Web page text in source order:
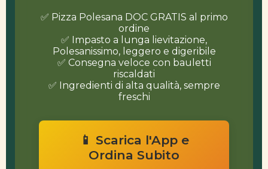
✅ Pizza Polesana DOC GRATIS al primo
ordine
✅ Impasto a lunga lievitazione,
Polesanissimo, leggero e digeribile
✅ Consegna veloce con bauletti
riscaldati
✅ Ingredienti di alta qualità, sempre
freschi
📱 Scarica l'App e
Ordina Subito